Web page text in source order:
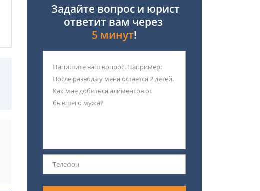
Задайте вопрос и юрист
ответит вам через
5 минут!